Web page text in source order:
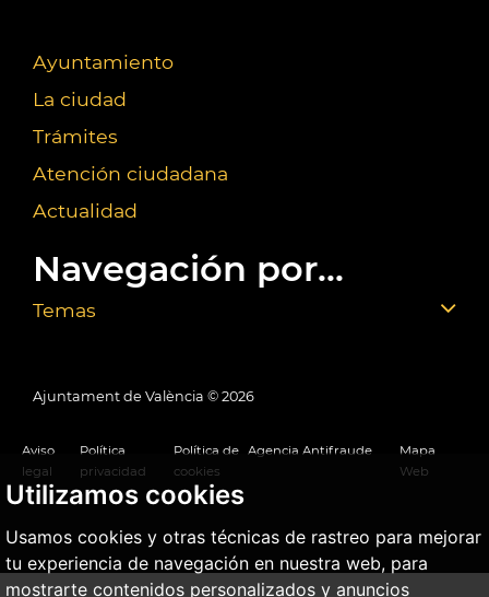
Utilizamos cookies
Usamos cookies y otras técnicas de rastreo para mejorar
tu experiencia de navegación en nuestra web, para
mostrarte contenidos personalizados y anuncios
Ayuntamiento
La ciudad
Trámites
Atención ciudadana
Actualidad
Navegación por...
Temas
Ajuntament de València © 2026
Aviso
legal
Política
privacidad
Política de
cookies
Agencia Antifraude
Mapa
Web